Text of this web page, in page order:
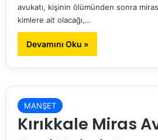
avukatı, kişinin ölümünden sonra
kimlere ait olacağı,…
Devamını Oku »
MANŞET
Kırıkkale Miras